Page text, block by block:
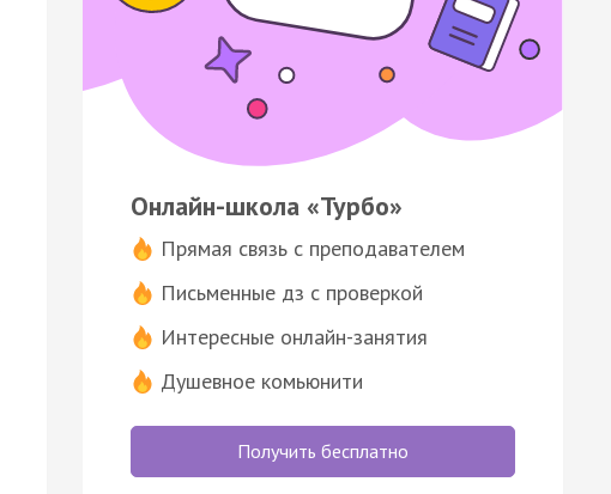
Онлайн-школа «Турбо»
Прямая связь с преподавателем
Письменные дз с проверкой
Интересные онлайн-занятия
Душевное комьюнити
Получить бесплатно